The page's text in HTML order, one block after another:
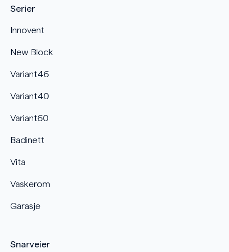
Serier
Innovent
New Block
Variant46
Variant40
Variant60
Badinett
Vita
Vaskerom
Garasje
Snarveier